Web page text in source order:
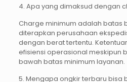
4. Apa yang dimaksud dengan
Charge minimum adalah batas
diterapkan perusahaan
dengan berat tertentu.
efisiensi operasional meskipun
bawah batas minimum layanan.
5. Mengapa ongkir terbaru bisa